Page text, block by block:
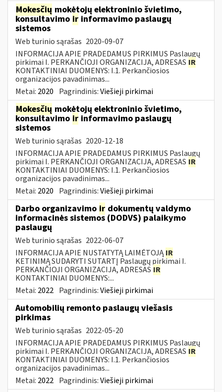
Mokesčių mokėtojų elektroninio švietimo,
konsultavimo ir informavimo paslaugų
sistemos
Web turinio sąrašas 2020-09-07
INFORMACIJA APIE PRADEDAMUS PIRKIMUS Paslaugų
pirkimai I. PERKANČIOJI ORGANIZACIJA, ADRESAS IR
KONTAKTINIAI DUOMENYS: I.1. Perkančiosios
organizacijos pavadinimas...
Metai: 2020 Pagrindinis:Viešieji pirkimai
Mokesčių mokėtojų elektroninio švietimo,
konsultavimo ir informavimo paslaugų
sistemos
Web turinio sąrašas 2020-12-18
INFORMACIJA APIE PRADEDAMUS PIRKIMUS Paslaugų
pirkimai I. PERKANČIOJI ORGANIZACIJA, ADRESAS IR
KONTAKTINIAI DUOMENYS: I.1. Perkančiosios
organizacijos pavadinimas...
Metai: 2020 Pagrindinis:Viešieji pirkimai
Darbo organizavimo ir dokumentų valdymo
informacinės sistemos (DODVS) palaikymo
paslaugų
Web turinio sąrašas 2022-06-07
INFORMACIJA APIE NUSTATYTĄ LAIMĖTOJĄIR
KETINIMĄ SUDARYTI SUTARTĮ Paslaugų pirkimai I.
PERKANČIOJI ORGANIZACIJA, ADRESAS IR
KONTAKTINIAI DUOMENYS:...
Metai: 2022 Pagrindinis:Viešieji pirkimai
Automobilių remonto paslaugų viešasis
pirkimas
Web turinio sąrašas 2022-05-20
INFORMACIJA APIE PRADEDAMUS PIRKIMUS Paslaugų
pirkimai I. PERKANČIOJI ORGANIZACIJA, ADRESAS IR
KONTAKTINIAI DUOMENYS: I.1. Perkančiosios
organizacijos pavadinimas...
Metai: 2022 Pagrindinis:Viešieji pirkimai